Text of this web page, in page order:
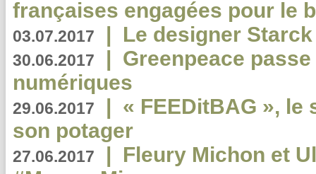
françaises engagées pour le
03.07.2017 | Le designer
30.06.2017 | Greenpeace
numériques
29.06.2017 | « FEEDitBAG », le
son potager
27.06.2017 | Fleury Michon et